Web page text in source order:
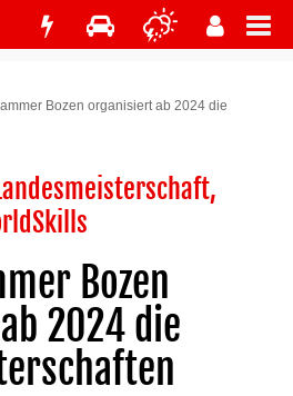
Bozen organisiert ab 2024 die
Bozen
2024 die